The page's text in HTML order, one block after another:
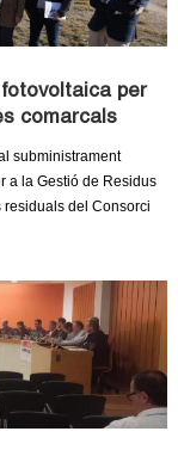
per
comarcals
subministrament
a la Gestió de Residus
del Consorci